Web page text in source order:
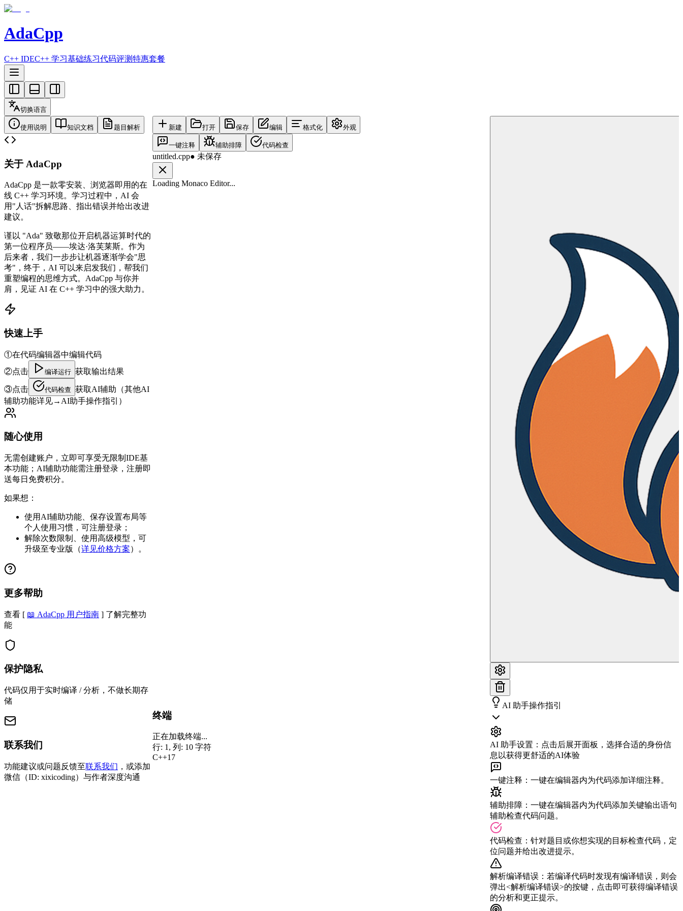
AdaCpp
C++ IDEC++ 学习基础练习代码评测特惠套餐
切换语言
使用说明 知识文档 题目解析
关于 AdaCpp
AdaCpp 是一款零安装、浏览器即用 的在
线 C++ 学习环境。学习过程中，AI 会
用"人话"拆解思路、指出错误并给出改进
建议。
谨以 "Ada" 致敬那位开启机器运算时代的
第一位程序员——埃达·洛芙莱斯。作为
后来者，我们一步步让机器逐渐学会"思
考"，终于，AI 可以来启发我们，帮我们
重塑编程的思维方式。AdaCpp 与你并
肩，见证 AI 在 C++ 学习中的强大助力。
快速上手
①在代码编辑器中编辑代码
②点击 编译运行 获取输出结果
③点击 代码检查 获取AI辅助（其他AI
辅助功能详见→ AI助手操作指引 ）
随心使用
无需创建账户，立即可享受无限制IDE基
本功能 ； AI辅助功能需注册登录，注册即
送每日免费积分。
如果想：
使用AI辅助功能、保存设置布局等
个人使用习惯，可注册登录；
解除次数限制、使用高级模型，可
升级至专业版（详见价格方案）。
更多帮助
查看 [ 📖 AdaCpp 用户指南 ] 了解完整功
能
保护隐私
代码仅用于实时编译 / 分析，不做长期存
储
联系我们
功能建议或问题反馈至联系我们 ，或添加
微信（ID: xixicoding）与作者深度沟通
新建 打开 保存 编辑 格式化 外观
一键注释 辅助排障 代码检查
untitled.cpp● 未保存
Loading Monaco Editor...
终端
正在加载终端...
行: 1, 列: 10 字符
C++17
AI 助手操作指引
AI 助手设置 ： 点击后展开面板，选择合适的身份信
息以获得更舒适的AI体验
一键注释 ：一键在编辑器内为代码添加详细注释。
辅助排障 ：一键在编辑器内为代码添加关键输出语句
辅助检查代码问题。
代码检查 ：针对题目或你想实现的目标检查代码，定
位问题并给出改进提示。
解析编译错误 ： 若编译代码时发现有编译错误，则会
弹出<解析编译错误>的按键，点击即可获得编译错误
的分析和更正提示。